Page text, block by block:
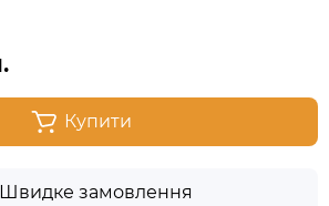
Купити
Швидке замовлення